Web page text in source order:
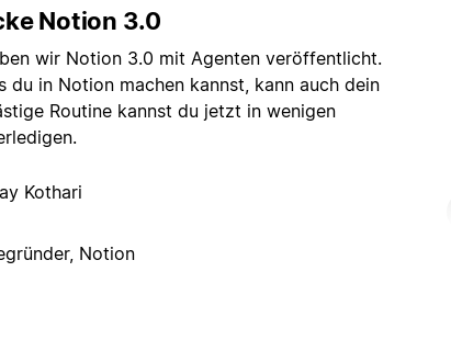
Notion 3.0
wir Notion 3.0 mit Agenten veröffentlicht.
du in Notion machen kannst, kann auch dein
Routine kannst du jetzt in wenigen
Kothari
Notion